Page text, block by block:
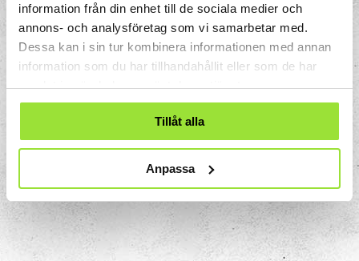
information från din enhet till de sociala medier och
annons- och analysföretag som vi samarbetar med.
Dessa kan i sin tur kombinera informationen med annan
information som du har tillhandahållit eller som de har
samlat in när du har använt deras tjänster.
Tillåt alla
Anpassa
I maskiner och apparater som behöver
energi i form av till exempel elektricitet
eller bränsle är energiförluster slöseri på
mål att fördubbla förbättringstakten av
energieffektivitet.